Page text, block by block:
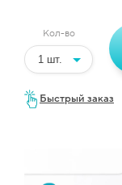
Кол-во
Быстрый заказ